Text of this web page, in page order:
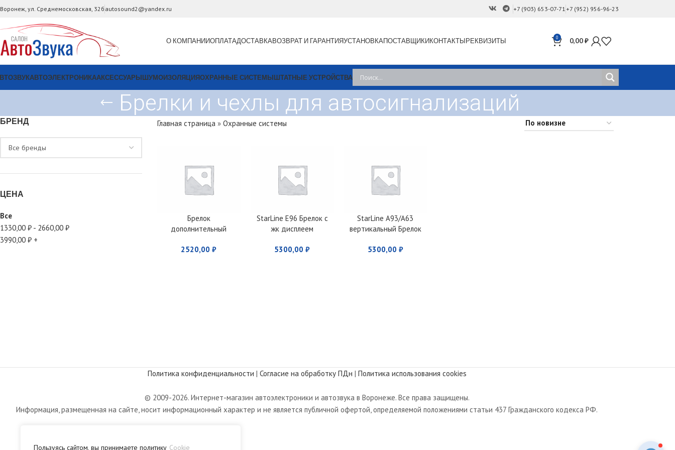
Пользуясь сайтом, вы принимаете политику Cookie
Воронеж, ул. Среднемосковская, 32б autosound2@yandex.ru +7 (903) 653-07-71 +7 (952) 956-96-23
О КОМПАНИИОПЛАТАДОСТАВКАВОЗВРАТ И ГАРАНТИЯУСТАНОВКАПОСТАВЩИКИКОНТАКТЫРЕКВИЗИТЫ 0 0,00₽
АВТОЭЛЕКТРОНИКААКСЕССУАРЫШУМОИЗОЛЯЦИЯОХРАННЫЕ СИСТЕМЫШТАТНЫЕ УСТРОЙСТВА
Брелки и чехлы для автосигнализаций
БРЕНД
ЦЕНА
Все
1330,00 ₽ - 2660,00 ₽
3990,00 ₽ +
Главная страница» Охранные системы
Брелок
дополнительный
A93/A63/E93/E63/E60
2520,00₽
StarLine E96 Брелок с
жк дисплеем
5300,00₽
StarLine A93/A63
вертикальный Брелок
5300,00 ₽
Политика конфиденциальности | Согласие на обработку ПДн | Политика использования cookies
© 2009-2026. Интернет-магазин автоэлектроники и автозвука в Воронеже. Все права защищены.
Информация, размещенная на сайте, носит информационный характер и не является публичной офертой, определяемой положениями статьи 437 Гражданского кодекса РФ.